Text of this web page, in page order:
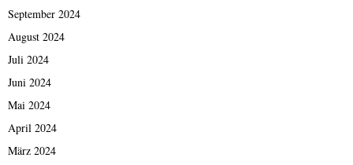
September 2024
August 2024
Juli 2024
Juni 2024
Mai 2024
April 2024
März 2024